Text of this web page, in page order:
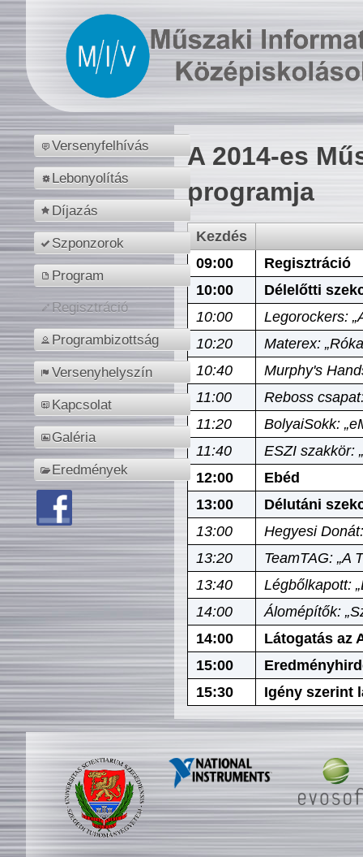
Versenyfelhívás
Lebonyolítás
Díjazás
Szponzorok
Program
Regisztráció
Programbizottság
Versenyhelyszín
Kapcsolat
Galéria
Eredmények
A 2014-es
programja
Kezdés
09:00
Regisztráció
10:00
Délelőtti
10:00
Legorockers:
10:20
Materex:
10:40
Murphy's
11:00
Reboss
11:20
BolyaiSokk:
11:40
ESZI szakkör:
12:00
Ebéd
13:00
Délutáni
13:00
Hegyesi
13:20
TeamTAG: „A
13:40
Légbőlkapott:
14:00
Álomépítők:
14:00
Látogatás az
15:00
15:30
Igény szerint